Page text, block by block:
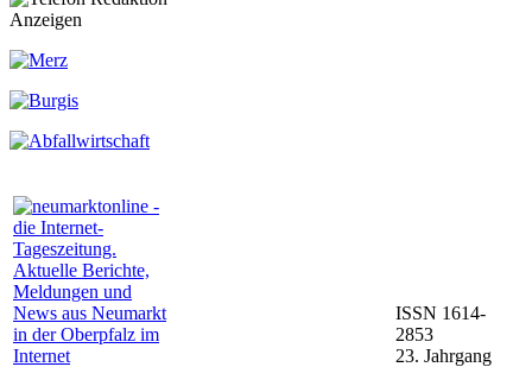
Anzeigen
ISSN 1614-
2853
23. Jahrgang